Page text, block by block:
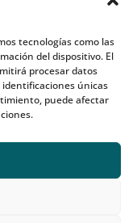
tecnologías como las
del dispositivo. El
procesar datos
únicas
puede afectar